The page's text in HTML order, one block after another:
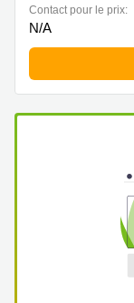
Contact pour le prix:
N/A